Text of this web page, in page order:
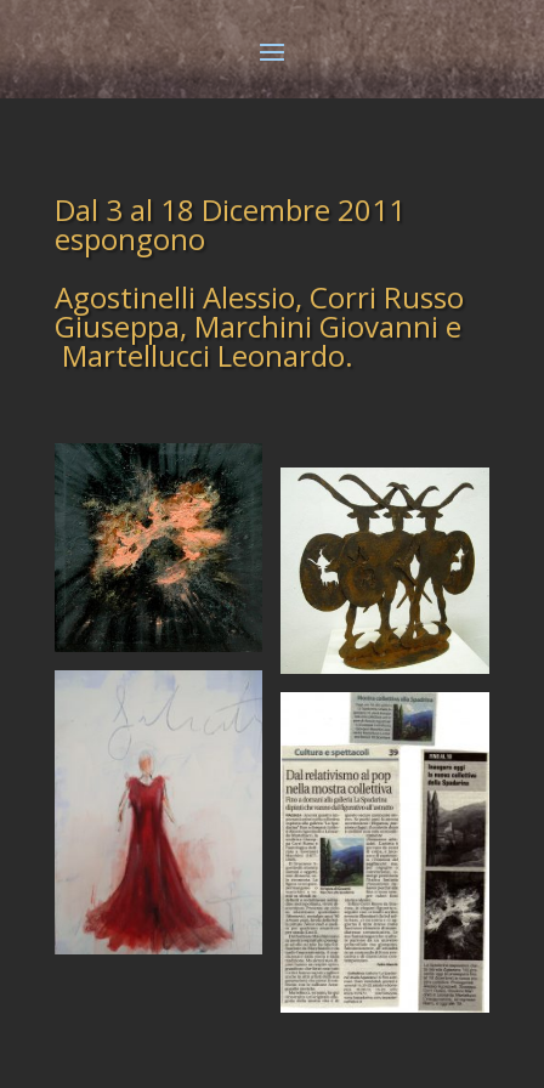
Dal 3 al 18 Dicembre 2011
espongono
Agostinelli Alessio, Corri Russo
Giuseppa, Marchini Giovanni e
Martellucci Leonardo.